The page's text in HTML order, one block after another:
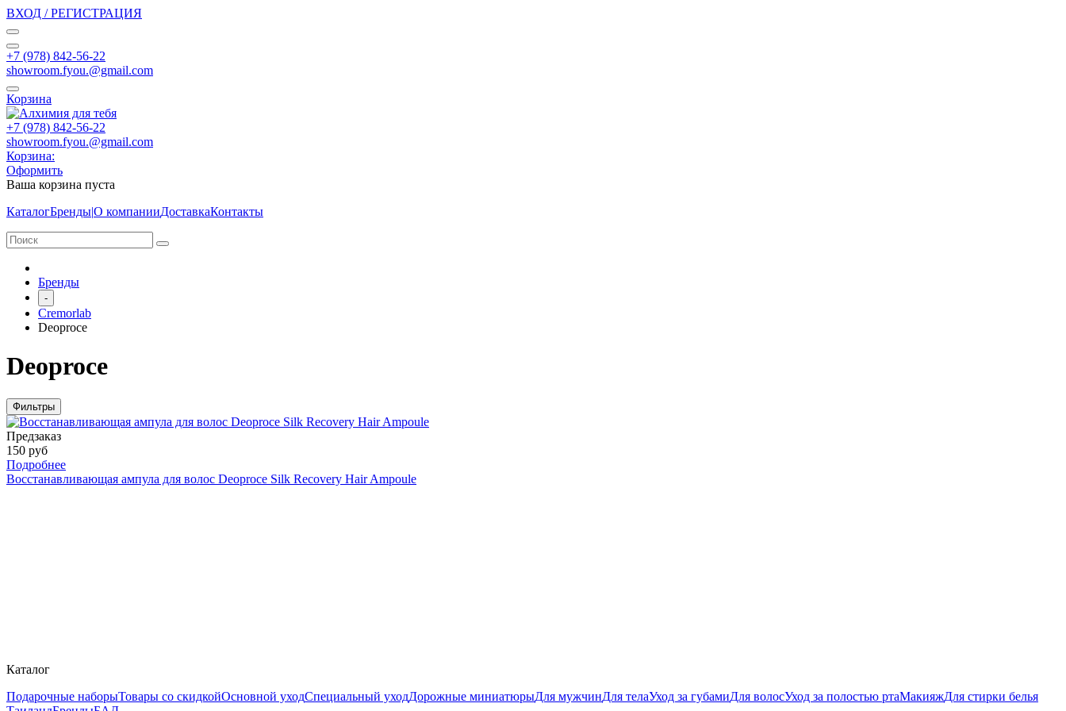
ВХОД / РЕГИСТРАЦИЯ
+7 (978) 842-56-22
showroom.fyou.@gmail.com
Корзина
+7 (978) 842-56-22
showroom.fyou.@gmail.com
Корзина:
Оформить
Ваша корзина пуста
КаталогБренды|О компанииДоставкаКонтакты
Бренды
-
Cremorlab
Deoproce
Deoproce
Фильтры
Предзаказ
150 руб
Подробнее
Восстанавливающая ампула для волос Deoproce Silk Recovery Hair Ampoule
Каталог
Подарочные наборыТовары со скидкойОсновной уходСпециальный уходДорожные миниатюрыДля мужчинДля телаУход за губамиДля волосУход за полостью ртаМакияжДля стирки белья